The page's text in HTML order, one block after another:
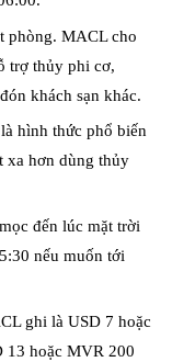
phòng. MACL cho
trợ thủy phi cơ,
khách sạn khác.
hình thức phổ biến
xa hơn dùng thủy
đến lúc mặt trời
nếu muốn tới
ghi là USD 7 hoặc
13 hoặc MVR 200